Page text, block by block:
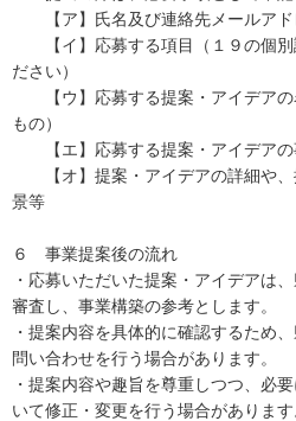
【ア】氏名及び連絡先メールアド
【イ】応募する項目（１９の個別
ださい）
【ウ】応募する提案・アイデアの
もの）
【エ】応募する提案・アイデアの
【オ】提案・アイデアの詳細や、
景等
６ 事業提案後の流れ
・応募いただいた提案・アイデアは
審査し、事業構築の参考とします。
・提案内容を具体的に確認するため
問い合わせを行う場合があります。
・提案内容や趣旨を尊重しつつ、必
いて修正・変更を行う場合があります